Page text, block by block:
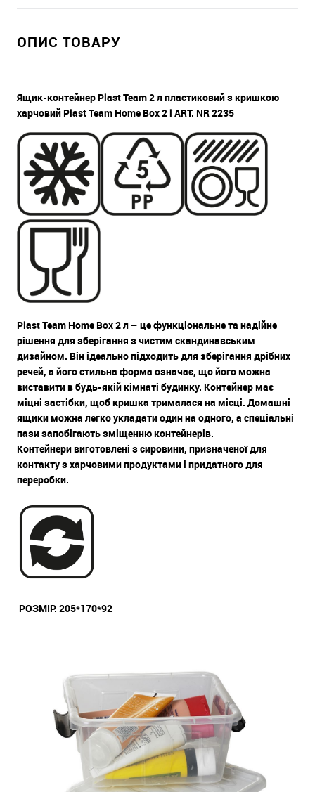
ОПИС ТОВАРУ
Ящик-контейнер Plast Team 2 л пластиковий з кришкою
харчовий Plast Team Home Box 2 l ART. NR 2235
Plast Team Home Box 2 л – це функціональне та надійне
рішення для зберігання з чистим скандинавським
дизайном. Він ідеально підходить для зберігання дрібних
речей, а його стильна форма означає, що його можна
виставити в будь-якій кімнаті будинку. Контейнер має
міцні застібки, щоб кришка трималася на місці. Домашні
ящики можна легко укладати один на одного, а спеціальні
пази запобігають зміщенню контейнерів.
Контейнери виготовлені з сировини, призначеної для
контакту з харчовими продуктами і придатного для
переробки.
РОЗМІР: 205*170*92